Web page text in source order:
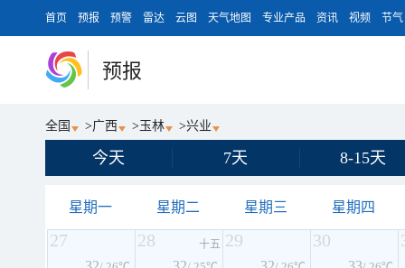
首页 预报 预警 雷达 云图 天气地图 专业产品 资讯 视频 节气
预报
全国 >广西 > 玉林 >兴业
今天 7天 8-15天
星期一 星期二 星期三 星期四
27 28 十五 29 30